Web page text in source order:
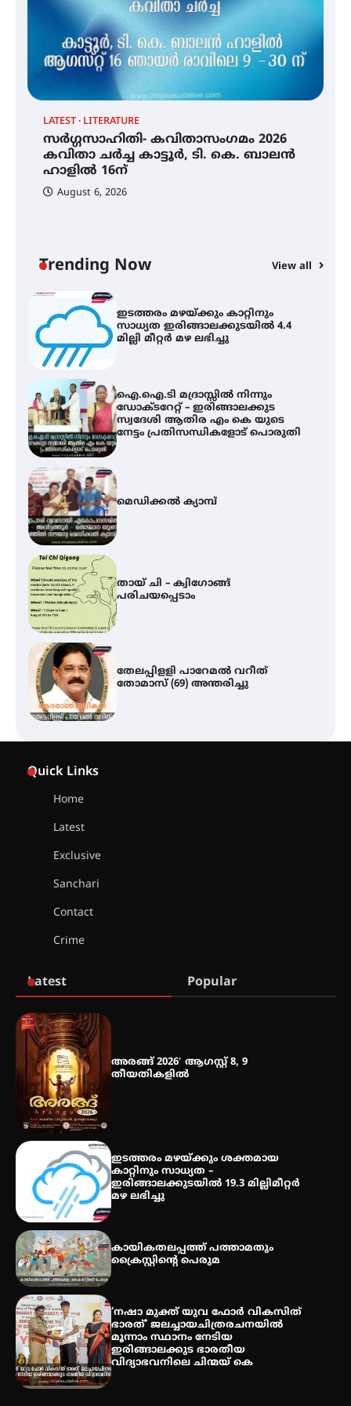
LATEST LITERATURE
സർഗ്ഗസാഹിതി- കവിതാസംഗമം 2026
കവിതാ ചർച്ച കാട്ടൂർ, ടി. കെ. ബാലൻ
ഹാളിൽ 16ന്
August 6, 2026
Trending Now View all
തേലപ്പിളളി പാറേമൽ വറീത്
തോമാസ് (69) അന്തരിച്ചു
സർഗ്ഗസാഹിതി- കവിതാസംഗമം
2026 കവിതാ ചർച്ച കാട്ടൂർ, ടി. കെ.
ബാലൻ ഹാളിൽ 16ന്
ഐ.ഐ.ടി മദ്രാസ്സിൽ നിന്നും
ഡോക്ടറേറ്റ് – ഇരിങ്ങാലക്കുട
സ്വദേശി ആതിര എം കെ യുടെ
നേട്ടം പ്രതിസന്ധികളോട് പൊരുതി
മെഡിക്കൽ ക്യാമ്പ്
തായ് ചി – ക്വിഗോങ്ങ്
പരിചയപ്പെടാം
തേലപ്പിളളി പാറേമൽ വറീത്
തോമാസ് (69) അന്തരിച്ചു
സർഗ്ഗസാഹിതി- കവിതാസംഗമം
2026 കവിതാ ചർച്ച കാട്ടൂർ, ടി. കെ.
ബാലൻ ഹാളിൽ 16ന്
Quick Links
Home
Latest
Exclusive
Sanchari
Contact
Crime
Latest Popular
അരങ്ങ് 2026′ ആഗസ്റ്റ് 8, 9
തീയതികളിൽ
ഇടത്തരം മഴയ്ക്കും ശക്തമായ
കാറ്റിനും സാധ്യത –
ഇരിങ്ങാലക്കുടയിൽ 19.3 മില്ലിമീറ്റർ
മഴ ലഭിച്ചു
കായികതലപ്പത്ത് പത്താമതും
ക്രൈസ്റ്റിന്റെ പെരുമ
‘നഷാ മുക്ത് യുവ ഫോർ വികസിത്
ഭാരത്’ ജലച്ചായചിത്രരചനയിൽ
മൂന്നാം സ്ഥാനം നേടിയ
ഇരിങ്ങാലക്കുട ഭാരതീയ
വിദ്യാഭവനിലെ ചിന്മയ് കെ